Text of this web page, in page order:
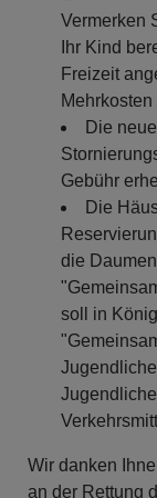
Vermerken
Ihr Kind
Freizeit
Die
Gebühr
Die
die
soll in
Wir danken
an der Rettung